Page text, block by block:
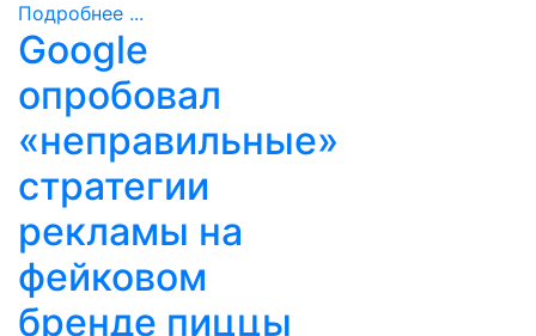
Подробнее ...
Google
опробовал
«неправильные»
стратегии
рекламы на
фейковом
бренде пиццы